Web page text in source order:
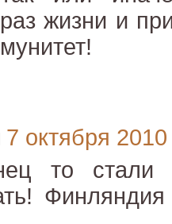
жизни и
7 октября 2010
то стали